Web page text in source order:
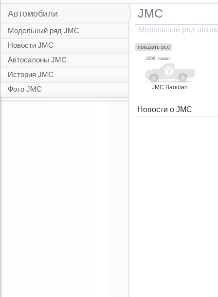
Автомобили
Модельный ряд JMC
Новости JMC
Автосалоны JMC
История JMC
Фото JMC
JMC
Модельный ряд
показать все
2006, пикап
JMC Baodian
Новости о JMC